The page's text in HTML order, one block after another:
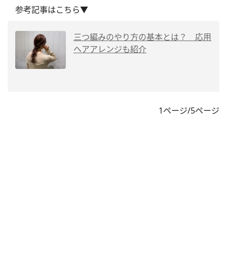
参考記事はこちら▼
三つ編みのやり方の基本とは？ 応用
ヘアアレンジも紹介
1ページ/5ページ